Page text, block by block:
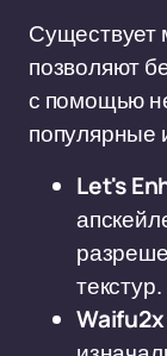
Существует
позволяют
с помощью
популярные
Let's
текстур.
Waifu2x